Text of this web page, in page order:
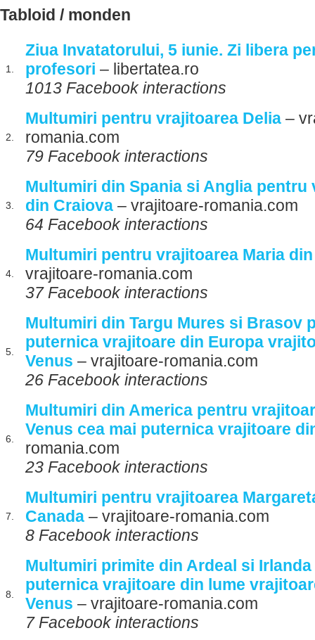
Tabloid / monden
1.
Ziua Invatatorului, 5 iunie. Zi libera
profesori – libertatea.ro
1013 Facebook interactions
2.
Multumiri pentru vrajitoarea Delia –
romania.com
79 Facebook interactions
3.
Multumiri din Spania si Anglia pentru
din Craiova – vrajitoare-romania.com
64 Facebook interactions
4.
Multumiri pentru vrajitoarea Maria
vrajitoare-romania.com
37 Facebook interactions
5.
Multumiri din Targu Mures si Brasov
puternica vrajitoare din Europa
Venus – vrajitoare-romania.com
26 Facebook interactions
6.
Multumiri din America pentru
Venus cea mai puternica vrajitoare
romania.com
23 Facebook interactions
7.
Multumiri pentru vrajitoarea
Canada – vrajitoare-romania.com
8 Facebook interactions
8.
Multumiri primite din Ardeal si Irlanda
puternica vrajitoare din lume
Venus – vrajitoare-romania.com
7 Facebook interactions